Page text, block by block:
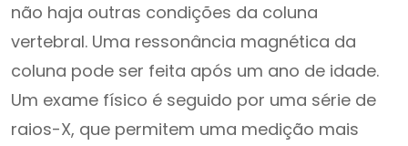
não haja outras condições da coluna
vertebral. Uma ressonância magnética da
coluna pode ser feita após um ano de idade.
Um exame físico é seguido por uma série de
raios-X, que permitem uma medição mais